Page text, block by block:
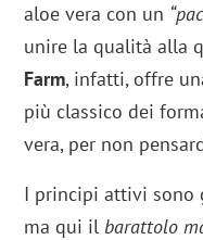
aloe vera con un
unire la qualità alla
Farm, infatti, offre
più classico dei
vera, per non
I principi attivi sono
ma qui il barattolo